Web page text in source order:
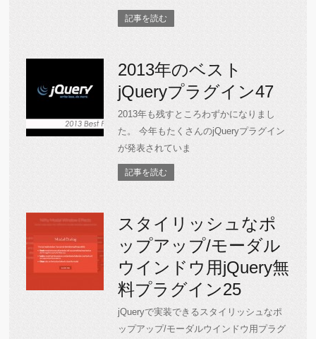
記事を読む
2013年のベスト
jQueryプラグイン47
2013年も残すところわずかになりまし
た。 今年もたくさんのjQueryプラグイン
が発表されていま
記事を読む
スタイリッシュなポ
ップアップ/モーダル
ウインドウ用jQuery無
料プラグイン25
jQueryで実装できるスタイリッシュなポ
ップアップ/モーダルウインドウ用プラグ